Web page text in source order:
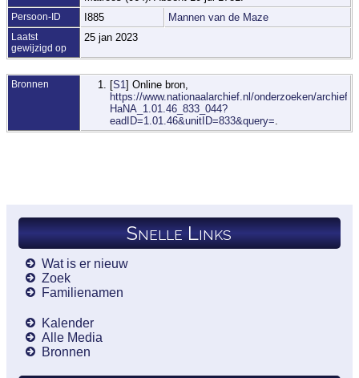
Persoon-ID I885 Mannen van de Maze
Laatst
gewijzigd op
25 jan 2023
Bronnen [S1 ] Online bron,
https://www.nationaalarchief.nl/onderzoeken/archief/
HaNA_1.01.46_833_044?
eadID=1.01.46&unitID=833&query=
Snelle Links
Wat is er nieuw
Zoek
Familienamen
Kalender
Alle Media
Bronnen